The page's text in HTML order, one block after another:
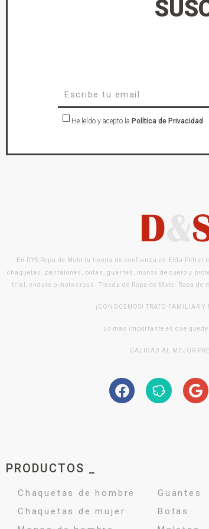
He leído y acepto la Política de Privacidad
En DYS Ropa de Moto tu tienda de confianza en Elda
chaquetas, pantalones, botas, guantes, monos de cuero y
trial, enduro o moto cross. Tienda de Ropa de Moto. Ropa
¡CONOCENOS! TRATO FAMILIAR Y
Lo mas importante es que
CALIDAD AL MEJOR
PRODUCTOS _
Chaquetas de hombre
Chaquetas de mujer
Guantes
Botas